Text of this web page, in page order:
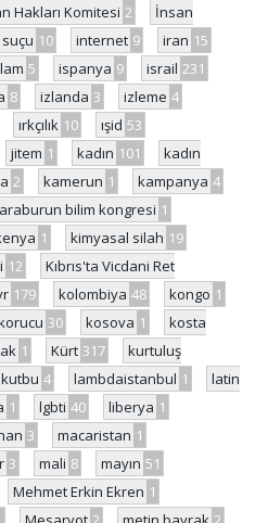
Hakları Komitesi 2
İnsan
10 internet 9 iran 15
5 ispanya 9 israil 231
8 izlanda 3 izleme 4
ırkçılık 10 ışid 53
jitem 1 kadın 101
kadın
2 kamerun 1 kampanya 4
bilim kongresi 1
1 kimyasal silah 19
12
Kıbrıs'ta Vicdani Ret
179 kolombiya 48 kongo 1
30 kosova 1
kosta
1 Kürt 317
kurtuluş
4 lambdaistanbul 1
latin
1 lgbti 40 liberya 1
3 macaristan 1
3 mali 8 mayın 51
Mehmet Erkin Ekren 1